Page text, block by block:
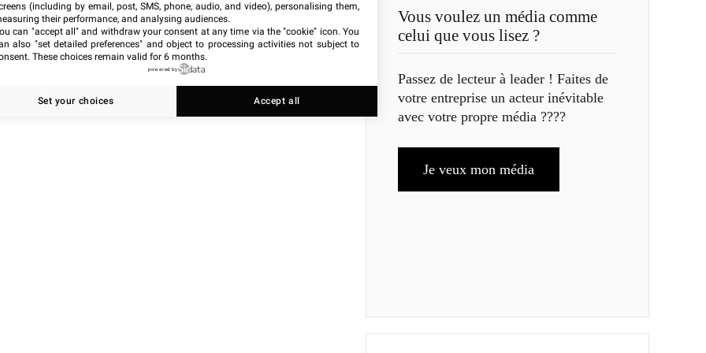
Vous voulez un média comme
celui que vous lisez ?
Passez de lecteur à leader ! Faites de
votre entreprise un acteur inévitable
avec votre propre média ????
Je veux mon média
(including by email, post, SMS, phone, audio, and video), personalising them,
their performance, and analysing audiences.
can "accept all" and withdraw your consent at any time via the "cookie" icon. You
also "set detailed preferences" and object to processing activities not subject to
These choices remain valid for 6 months.
powered by
Set your choices Accept all